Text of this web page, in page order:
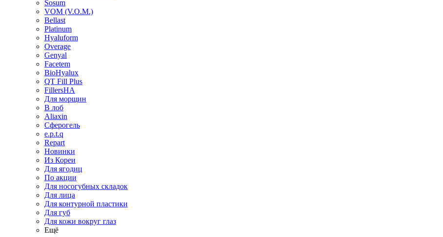
Sosum
VOM (V.O.M.)
Bellast
Platinum
Hyaluform
Overage
Genyal
Facetem
BioHyalux
QT Fill Plus
FillersHA
Для морщин
В лоб
Aliaxin
Сферогель
e.p.t.q
Repart
Новинки
Из Кореи
Для ягодиц
По акции
Для носогубных складок
Для лица
Для контурной пластики
Для губ
Для кожи вокруг глаз
Ещё